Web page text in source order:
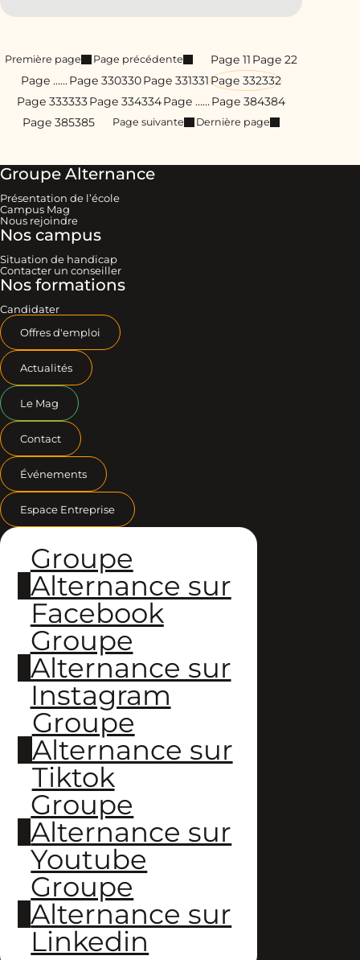
Première page Page précédente Page 11 Page 22
Page ……Page 330330Page 331331Page 332332
Page 333333Page 334334Page ……Page 384384
Page 385385 Page suivante Dernière page
Groupe Alternance
Présentation de l’école
Campus Mag
Nous rejoindre
Nos campus
Situation de handicap
Contacter un conseiller
Nos formations
Candidater
Offres d'emploi
Actualités
Le Mag
Contact
Événements
Espace Entreprise
Groupe
Alternance sur
Facebook
Groupe
Alternance sur
Instagram
Groupe
Alternance sur
Tiktok
Groupe
Alternance sur
Youtube
Groupe
Alternance sur
Linkedin